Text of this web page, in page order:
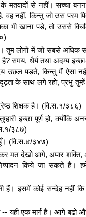
से नहीं। सच्चा
नहीं, किन्तु जो उस परम
भी खाना पडे, तो उससे
तुम लोगों में जो सबसे अधिक
है? समय, धैर्य तथा अदम्य
उछल पड़ते, किन्तु मैं ऐसा
के साथ लगे रहो, प्रभु
शिक्षक है। (वि.स.१/३८६)
इच्छा पूर्ण हो, क्योंकि
३८७)
हूँ। (वि.स.४/३४७)
मत देखो आगे, अपार
किये जा सकते हैं। हमें
हैं। इसमें कोई सन्देह नहीं
यही एक मार्ग है। आगे बढो